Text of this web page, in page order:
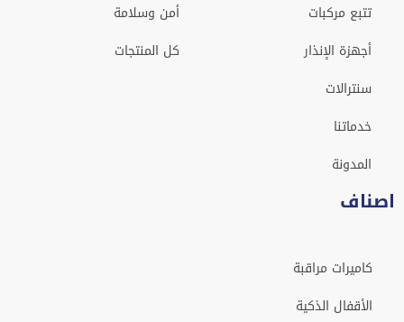
تتبع مركبات
أجهزة الإنذار
سنترالات
خدماتنا
المدونة
أمن وسلامة
كل المنتجات
اصناف
كاميرات مراقبة
الأقفال الذكية